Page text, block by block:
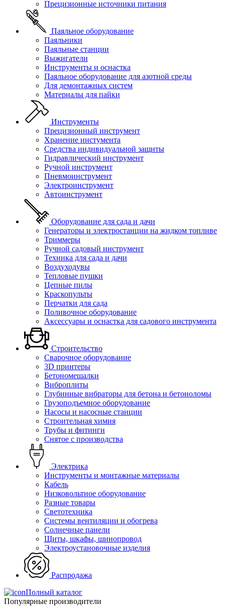
Прецизионные источники питания
Паяльное оборудование
Паяльники
Паяльные станции
Выжигатели
Инструменты и оснастка
Паяльное оборудование для азотной среды
Для демонтажных систем
Материалы для пайки
Инструменты
Прецизионный инструмент
Хранение инстумента
Средства индивидуальной защиты
Гидравлический инструмент
Ручной инструмент
Пневмоинструмент
Электроинструмент
Автоинструмент
Оборудование для сада и дачи
Генераторы и электростанции на жидком топливе
Триммеры
Ручной садовый инструмент
Техника для сада и дачи
Воздуходувы
Тепловые пушки
Цепные пилы
Краскопульты
Перчатки для сада
Поливочное оборудование
Аксессуары и оснастка для садового инструмента
Строительство
Сварочное оборудование
3D принтеры
Бетономешалки
Виброплиты
Глубинные вибраторы для бетона и бетоноломы
Грузоподъемное оборудование
Насосы и насосные станции
Строительная химия
Трубы и фитинги
Снятое с производства
Электрика
Инструменты и монтажные материалы
Кабель
Низковольтное оборудование
Разные товары
Светотехника
Системы вентиляции и обогрева
Солнечные панели
Щиты, шкафы, шинопровод
Электроустановочные изделия
Распродажа
Полный каталог
Популярные производители